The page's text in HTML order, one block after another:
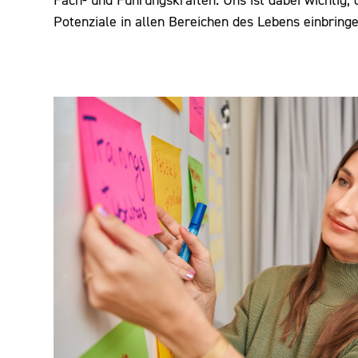
Potenziale in allen Bereichen des Lebens